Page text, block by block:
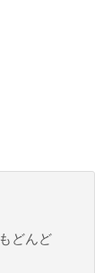
どんど